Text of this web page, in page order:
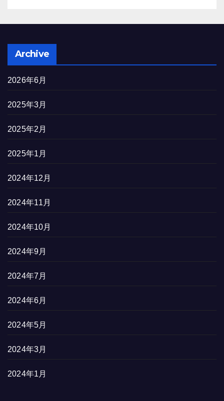
Archive
2026年6月
2025年3月
2025年2月
2025年1月
2024年12月
2024年11月
2024年10月
2024年9月
2024年7月
2024年6月
2024年5月
2024年3月
2024年1月